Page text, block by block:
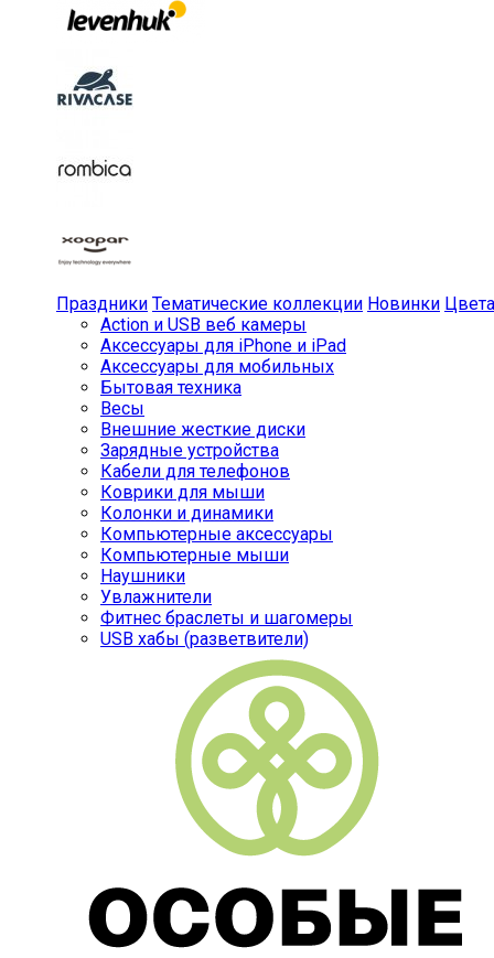
Праздники Тематические коллекции Новинки Цвета
Action и USB веб камеры
Аксессуары для iPhone и iPad
Аксессуары для мобильных
Бытовая техника
Весы
Внешние жесткие диски
Зарядные устройства
Кабели для телефонов
Коврики для мыши
Колонки и динамики
Компьютерные аксессуары
Компьютерные мыши
Наушники
Увлажнители
Фитнес браслеты и шагомеры
USB хабы (разветвители)